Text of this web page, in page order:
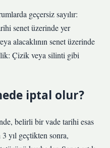
geçersiz sayılır:
senet üzerinde yer
alacaklının senet üzerinde
Çizik veya silinti gibi
iptal olur?
belirli bir vade tarihi esas
yıl geçtikten sonra,